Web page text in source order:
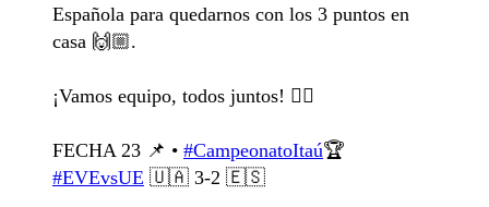
Española para quedarnos con los 3 puntos en
casa 🙌🏼.
¡Vamos equipo, todos juntos! ❤️‍🔥
FECHA 23 📌 • #CampeonatoItaú🏆
#EVEvsUE 🇺🇦 3-2 🇪🇸